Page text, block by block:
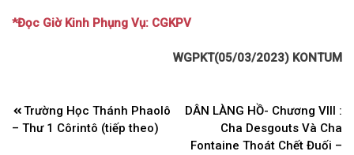
*Đọc Giờ Kinh Phụng Vụ: CGKPV
WGPKT(05/03/2023) KONTUM
Điều
hướng
Trường Học Thánh Phaolô
– Thư 1 Côrintô (tiếp theo)
DÂN LÀNG HỒ- Chương VIII :
Cha Desgouts Và Cha
Fontaine Thoát Chết Đuối –